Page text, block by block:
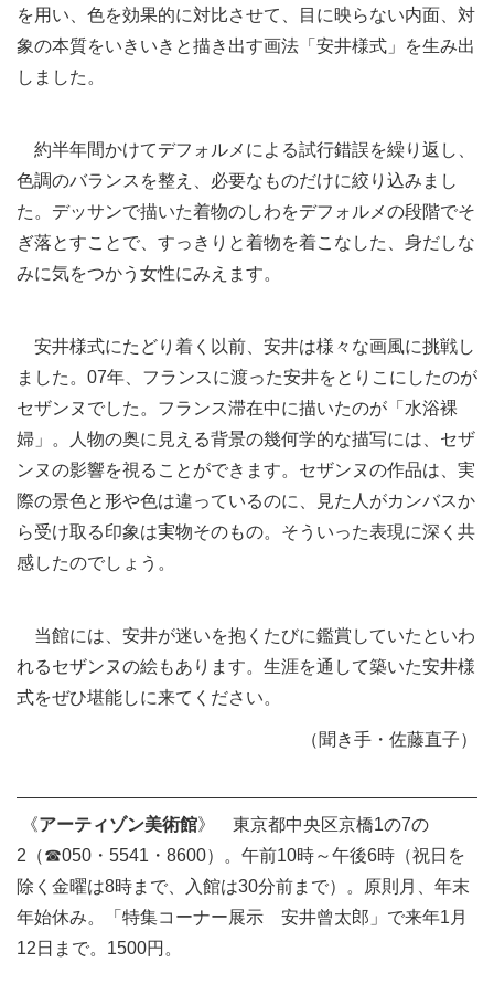
を用い、色を効果的に対比させて、目に映らない内面、対
象の本質をいきいきと描き出す画法「安井様式」を生み出
しました。
約半年間かけてデフォルメによる試行錯誤を繰り返し、
色調のバランスを整え、必要なものだけに絞り込みまし
た。デッサンで描いた着物のしわをデフォルメの段階でそ
ぎ落とすことで、すっきりと着物を着こなした、身だしな
みに気をつかう女性にみえます。
安井様式にたどり着く以前、安井は様々な画風に挑戦し
ました。07年、フランスに渡った安井をとりこにしたのが
セザンヌでした。フランス滞在中に描いたのが「水浴裸
婦」。人物の奥に見える背景の幾何学的な描写には、セザ
ンヌの影響を視ることができます。セザンヌの作品は、実
際の景色と形や色は違っているのに、見た人がカンバスか
ら受け取る印象は実物そのもの。そういった表現に深く共
感したのでしょう。
当館には、安井が迷いを抱くたびに鑑賞していたといわ
れるセザンヌの絵もあります。生涯を通して築いた安井様
式をぜひ堪能しに来てください。
（聞き手・佐藤直子）
《アーティゾン美術館》 東京都中央区京橋1の7の
2（☎050・5541・8600）。午前10時～午後6時（祝日を
除く金曜は8時まで、入館は30分前まで）。原則月、年末
年始休み。「特集コーナー展示 安井曾太郎」で来年1月
12日まで。1500円。